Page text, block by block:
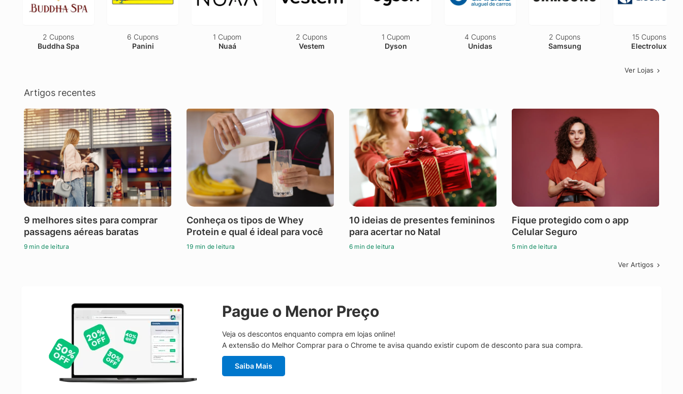
6 Cupons
Panini
1 Cupom
Nuaá
2 Cupons
Vestem
1 Cupom
Dyson
4 Cupons
Unidas
2 Cupons
Samsung
15 Cupons
Electrolux
Ver Lojas
Artigos recentes
9 melhores sites para comprar
passagens aéreas baratas
9 min de leitura
Conheça os tipos de Whey
Protein e qual é ideal para você
19 min de leitura
10 ideias de presentes femininos
para acertar no Natal
6 min de leitura
Fique protegido com o app
Celular Seguro
5 min de leitura
Ver Artigos
Pague o Menor Preço
Veja os descontos enquanto compra em lojas online!
A extensão do Melhor Comprar para o Chrome te avisa quando existir cupom de desconto para sua compra.
Saiba Mais